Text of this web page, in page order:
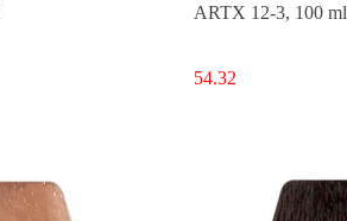
ARTX 12-3, 100 ml
54.32